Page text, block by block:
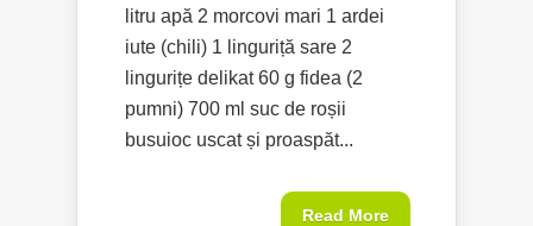
litru apă 2 morcovi mari 1 ardei
iute (chili) 1 linguriță sare 2
lingurițe delikat 60 g fidea (2
pumni) 700 ml suc de roșii
busuioc uscat și proaspăt...
Read More